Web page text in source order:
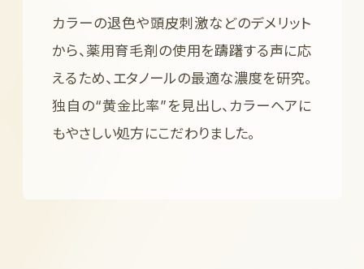
カラーの退色や頭皮刺激などのデメリット
から、薬用育毛剤の使用を躊躇する声に応
えるため、エタノールの最適な濃度を研究。
独自の“黄金比率”を見出し、カラーヘアに
もやさしい処方にこだわりました。